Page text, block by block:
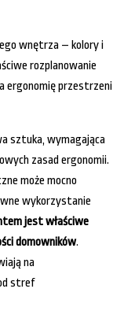
wnętrza – kolory i
rozplanowanie
ergonomię przestrzeni
sztuka, wymagająca
zasad ergonomii.
może mocno
wykorzystanie
jest właściwe
domowników.
na
stref